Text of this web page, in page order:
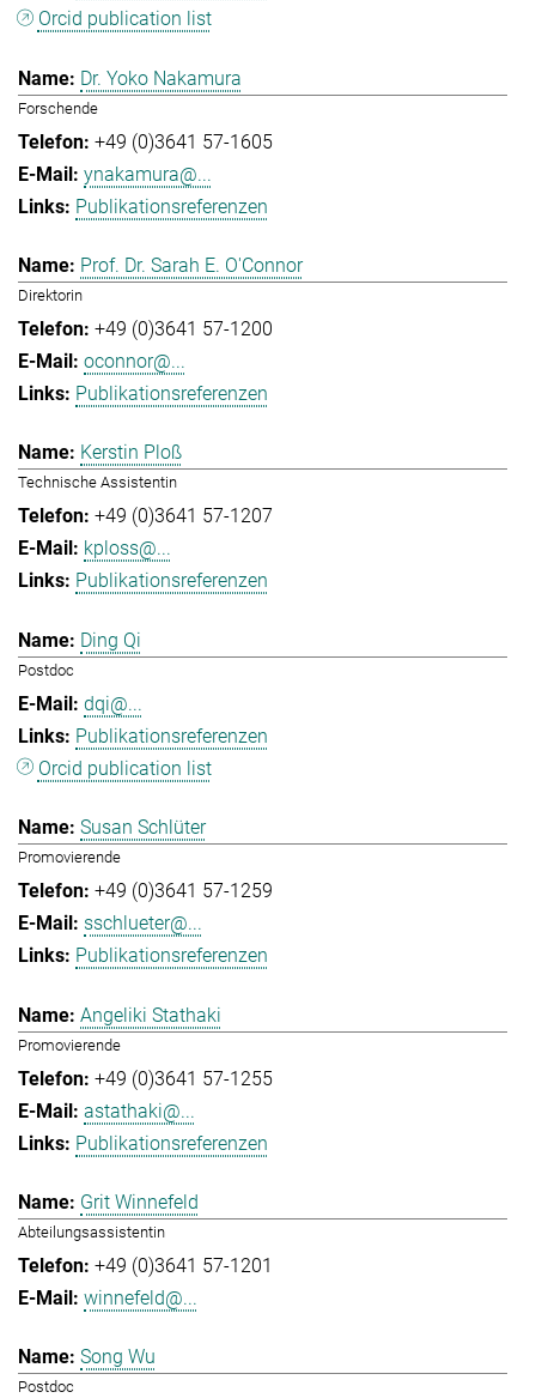
Orcid publication list
Dr. Yoko Nakamura
Forschende
+49 (0)3641 57-1605
ynakamura@...
Publikationsreferenzen
Prof. Dr. Sarah E. O'Connor
Direktorin
+49 (0)3641 57-1200
oconnor@...
Publikationsreferenzen
Kerstin Ploß
Technische Assistentin
+49 (0)3641 57-1207
kploss@...
Publikationsreferenzen
Ding Qi
Postdoc
dqi@...
Publikationsreferenzen
Orcid publication list
Susan Schlüter
Promovierende
+49 (0)3641 57-1259
sschlueter@...
Publikationsreferenzen
Angeliki Stathaki
Promovierende
+49 (0)3641 57-1255
astathaki@...
Publikationsreferenzen
Grit Winnefeld
Abteilungsassistentin
+49 (0)3641 57-1201
winnefeld@...
Song Wu
Postdoc